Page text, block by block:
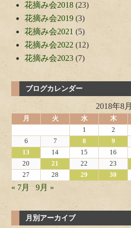
花摘み会2018 (23)
花摘み会2019 (3)
花摘み会2021 (5)
花摘み会2022 (12)
花摘み会2023 (7)
ブログカレンダー
2018年8月
月 火 水 木
1
2
6
7 8 9
13
14 15 16
20
21 22 23
27
28 29 30
« 7月 9月 »
月別アーカイブ